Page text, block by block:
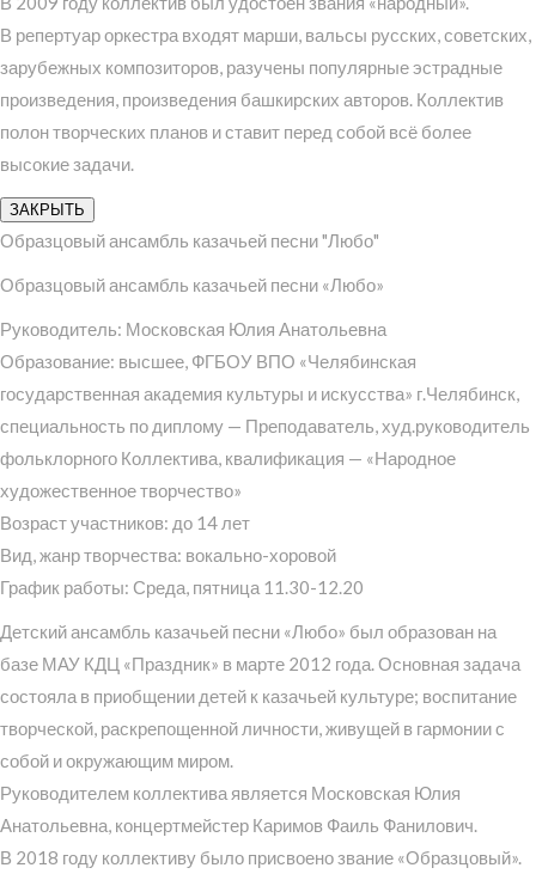
В репертуар оркестра входят марши, вальсы русских, советских,
зарубежных композиторов, разучены популярные эстрадные
произведения, произведения башкирских авторов. Коллектив
полон творческих планов и ставит перед собой всё более
высокие задачи.
ЗАКРЫТЬ
Образцовый ансамбль казачьей песни "Любо"
Образцовый ансамбль казачьей песни «Любо»
Руководитель: Московская Юлия Анатольевна
Образование: высшее, ФГБОУ ВПО «Челябинская
государственная академия культуры и искусства» г.Челябинск,
специальность по диплому — Преподаватель, худ.руководитель
фольклорного Коллектива, квалификация — «Народное
художественное творчество»
Возраст участников: до 14 лет
Вид, жанр творчества: вокально-хоровой
График работы: Среда, пятница 11.30-12.20
Детский ансамбль казачьей песни «Любо» был образован на
базе МАУ КДЦ «Праздник» в марте 2012 года. Основная задача
состояла в приобщении детей к казачьей культуре; воспитание
творческой, раскрепощенной личности, живущей в гармонии с
собой и окружающим миром.
Руководителем коллектива является Московская Юлия
Анатольевна, концертмейстер Каримов Фаиль Фанилович.
В 2018 году коллективу было присвоено звание «Образцовый».